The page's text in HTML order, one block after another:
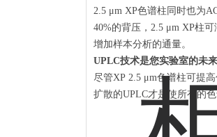
2.5 μm XP色谱柱同时也为
40%的背压，2.5 μm XP柱
增加样本分析的通量。
UPLC技术是您实验室的未
尽管XP 2.5 μm色谱柱可提
扩散的UPLC才是使所有的